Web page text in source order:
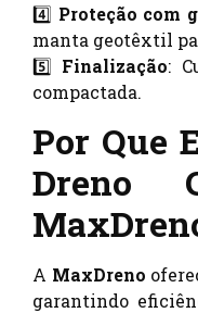
4️⃣ Proteção com
manta geotêxtil
5️⃣ Finalização:
compactada.
Por Que
Dreno
A MaxDreno
garantindo